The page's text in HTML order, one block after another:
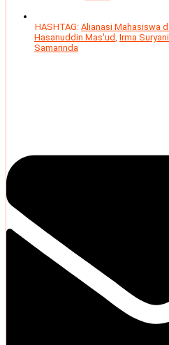
HASHTAG: Alianasi Mahasiswa
Hasanuddin Mas'ud, Irma Suryani
Samarinda